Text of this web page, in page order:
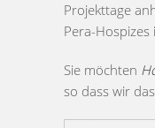
Projekttage
Pera-
Sie möchten
so dass wir